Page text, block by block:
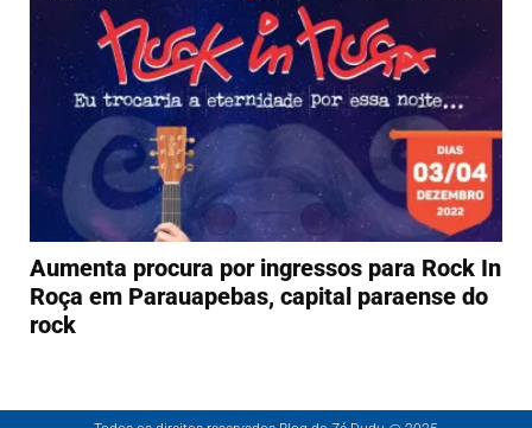
Aumenta procura por ingressos para Rock In
Roça em Parauapebas, capital paraense do
rock